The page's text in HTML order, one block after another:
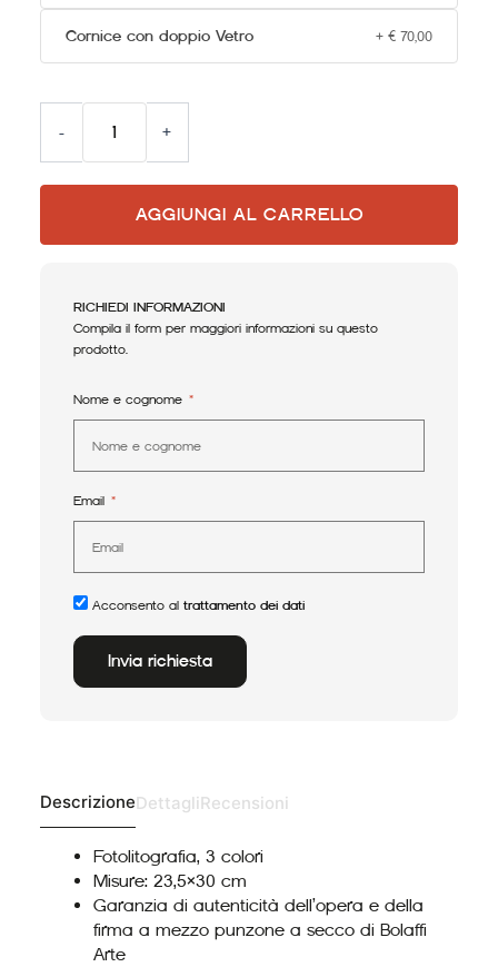
Cornice con doppio Vetro +€ 70,00
- +
AGGIUNGI AL CARRELLO
Alternative:
RICHIEDI INFORMAZIONI
Compila il form per maggiori informazioni su questo
prodotto.
Nome e cognome
Email
Acconsento al trattamento dei dati
Invia richiesta
DescrizioneDettagliRecensioni
Fotolitografia, 3 colori
Misure: 23,5×30 cm
Garanzia di autenticità dell’opera e della
firma a mezzo punzone a secco di Bolaffi
Arte